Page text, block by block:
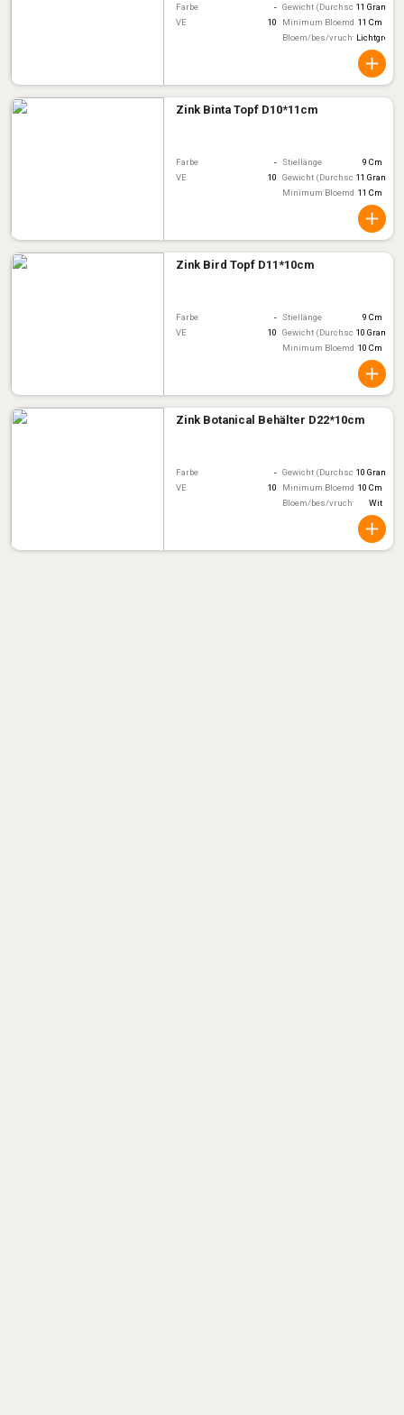
Farbe - Gewicht (Durchschnitt)
11 Gram
VE
10 Minimum Bloemdiameter
11 Cm
Bloem/bes/vruchtkleurLichtgroen
Zink Binta Topf D10*11cm
Farbe - Stiellänge
9 Cm
VE
10 Gewicht (Durchschnitt)
11 Gram
Minimum Bloemdiameter
11 Cm
Zink Bird Topf D11*10cm
Farbe - Stiellänge
9 Cm
VE
10 Gewicht (Durchschnitt)
10 Gram
Minimum Bloemdiameter
10 Cm
Zink Botanical Behälter D22*10cm
Farbe - Gewicht (Durchschnitt)
10 Gram
VE
10 Minimum Bloemdiameter
10 Cm
Bloem/bes/vruchtkleurWit